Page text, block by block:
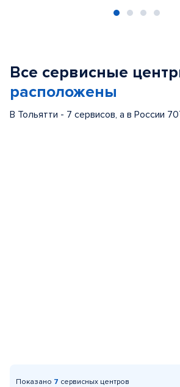
Все сервисные
расположены
В Тольятти - 7 сервисов, а в России
Показано 7 сервисных центров